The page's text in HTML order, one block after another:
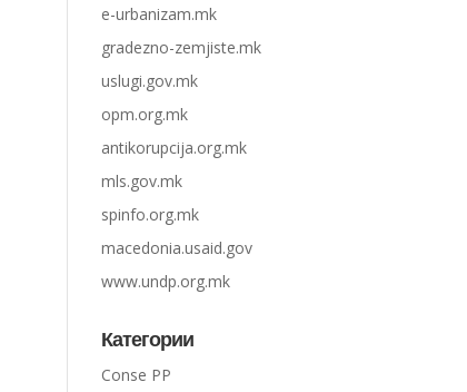
e-urbanizam.mk
gradezno-zemjiste.mk
uslugi.gov.mk
opm.org.mk
antikorupcija.org.mk
mls.gov.mk
spinfo.org.mk
macedonia.usaid.gov
www.undp.org.mk
Категории
Conse PP